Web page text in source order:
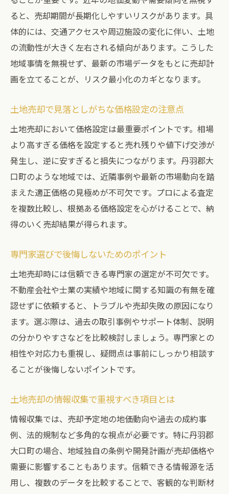
土地売却時に求められる柔軟な対応策
専門家が教える売れない土地の活用提案
売却時にやってはいけない落とし穴とは
土地売却で陥りやすい典型的な落とし穴
情報不足が招く土地売却の失敗リスク
土地売却の際に注意すべき契約トラブル
急ぎすぎた土地売却で後悔しない方法
専門家未利用がもたらす土地売却の危険
適正価格で土地を売るための秘訣を公開
土地売却で失敗しない価格査定の進め方
最新の地価動向を踏まえた土地売却戦略
相場を見極める土地売却の情報収集術
土地売却時の価格交渉のポイント解説
専門家と連携した土地売却の相場調査法
大口町ならではの土地売却のポイント集
地域特有の地価動向を活かした土地売却法
大口町の土地売却で押さえるべき注意点
土地売却に必要な書類と手続きの流れ
地元市場を意識した土地売却戦略の要点
専門家が勧める大口町土地売却の工夫
売れにくい土地を有効活用する方法を紹介
土地売却以外の活用法を検討するメリット
売れにくい土地の価値を高めるリフォーム
術
用途変更で広がる土地売却の可能性解説
ると、売却期間が長期化しやすいリスクがあります。具
体的には、交通アクセスや周辺施設の変化に伴い、土地
の流動性が大きく左右される傾向があります。こうした
地域事情を無視せず、最新の市場データをもとに売却計
画を立てることが、リスク最小化のカギとなります。
土地売却で見落としがちな価格設定の注意点
土地売却において価格設定は最重要ポイントです。相場
より高すぎる価格を設定すると売れ残りや値下げ交渉が
発生し、逆に安すぎると損失につながります。丹羽郡大
口町のような地域では、近隣事例や最新の市場動向を踏
まえた適正価格の見極めが不可欠です。プロによる査定
を複数比較し、根拠ある価格設定を心がけることで、納
得のいく売却結果が得られます。
専門家選びで後悔しないためのポイント
土地売却時には信頼できる専門家の選定が不可欠です。
不動産会社や士業の実績や地域に関する知識の有無を確
認せずに依頼すると、トラブルや売却失敗の原因になり
ます。選ぶ際は、過去の取引事例やサポート体制、説明
の分かりやすさなどを比較検討しましょう。専門家との
相性や対応力も重視し、疑問点は事前にしっかり相談す
ることが後悔しないポイントです。
土地売却の情報収集で重視すべき項目とは
情報収集では、売却予定地の地価動向や過去の成約事
例、法的規制など多角的な視点が必要です。特に丹羽郡
大口町の場合、地域独自の条例や開発計画が売却価格や
需要に影響することもあります。信頼できる情報源を活
用し、複数のデータを比較することで、客観的な判断材